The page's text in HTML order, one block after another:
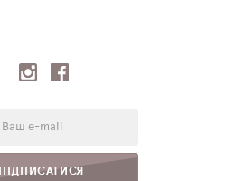
ПІДПИСАТИСЯ